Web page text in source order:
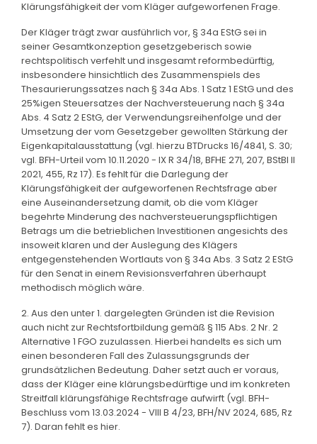
Klärungsfähigkeit der vom Kläger aufgeworfenen Frage.
Der Kläger trägt zwar ausführlich vor, § 34a EStG sei in
seiner Gesamtkonzeption gesetzgeberisch sowie
rechtspolitisch verfehlt und insgesamt reformbedürftig,
insbesondere hinsichtlich des Zusammenspiels des
Thesaurierungssatzes nach § 34a Abs. 1 Satz 1 EStG und des
25%igen Steuersatzes der Nachversteuerung nach § 34a
Abs. 4 Satz 2 EStG, der Verwendungsreihenfolge und der
Umsetzung der vom Gesetzgeber gewollten Stärkung der
Eigenkapitalausstattung (vgl. hierzu BTDrucks 16/4841, S. 30;
vgl. BFH-Urteil vom 10.11.2020 - IX R 34/18, BFHE 271, 207, BStBl II
2021, 455, Rz 17). Es fehlt für die Darlegung der
Klärungsfähigkeit der aufgeworfenen Rechtsfrage aber
eine Auseinandersetzung damit, ob die vom Kläger
begehrte Minderung des nachversteuerungspflichtigen
Betrags um die betrieblichen Investitionen angesichts des
insoweit klaren und der Auslegung des Klägers
entgegenstehenden Wortlauts von § 34a Abs. 3 Satz 2 EStG
für den Senat in einem Revisionsverfahren überhaupt
methodisch möglich wäre.
2. Aus den unter 1. dargelegten Gründen ist die Revision
auch nicht zur Rechtsfortbildung gemäß § 115 Abs. 2 Nr. 2
Alternative 1 FGO zuzulassen. Hierbei handelts es sich um
einen besonderen Fall des Zulassungsgrunds der
grundsätzlichen Bedeutung. Daher setzt auch er voraus,
dass der Kläger eine klärungsbedürftige und im konkreten
Streitfall klärungsfähige Rechtsfrage aufwirft (vgl. BFH-
Beschluss vom 13.03.2024 - VIII B 4/23, BFH/NV 2024, 685, Rz
7). Daran fehlt es hier.